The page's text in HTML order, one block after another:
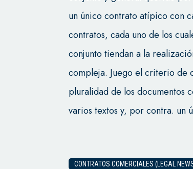
un único contrato atípico con
contratos, cada uno de los
conjunto tiendan a la
compleja. Juego el criterio de
pluralidad de los documentos
varios textos y, por contra. un
CONTRATOS COMERCIALES (LEGAL